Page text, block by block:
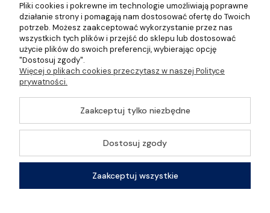
O nas
©2026 Wszelkie Prawa Zastrzeżone | Gastrosklep |
Wyposażenie gastronomii, restauracji oraz barów
Szablon Master byEcommercy
Pokaż pełną wersję strony
Sklep internetowy Shoper Premium
Pliki cookies i pokrewne im technologie umożliwiają poprawne
działanie strony i pomagają nam dostosować ofertę do Twoich
potrzeb. Możesz zaakceptować wykorzystanie przez nas
wszystkich tych plików i przejść do sklepu lub dostosować
użycie plików do swoich preferencji, wybierając opcję
"Dostosuj zgody".
Więcej o plikach cookies przeczytasz w naszej Polityce
prywatności.
Zaakceptuj tylko niezbędne
Dostosuj zgody
Zaakceptuj wszystkie